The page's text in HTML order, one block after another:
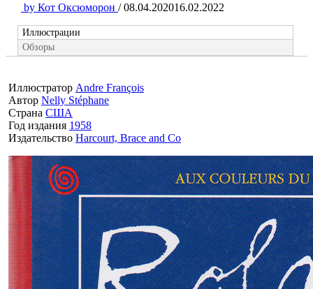
by Кот Оксюморон / 08.04.202016.02.2022
Иллюстрации
Обзоры
Иллюстратор Andre François
Автор Nelly Stéphane
Страна США
Год издания 1958
Издательство Harcourt, Brace and Co